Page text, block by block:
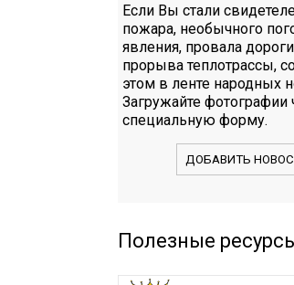
Если Вы стали
пожара, необычного
явления, провала
прорыва теплотрассы,
этом в ленте народных
Загружайте фотографии
специальную форму.
ДОБАВИТЬ
Полезные